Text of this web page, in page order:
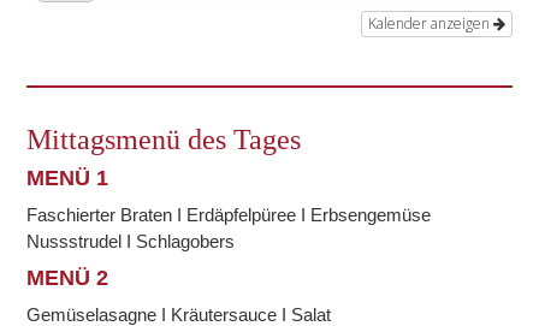
Kalender anzeigen
Mittagsmenü des Tages
MENÜ 1
Faschierter Braten I Erdäpfelpüree I Erbsengemüse
Nussstrudel I Schlagobers
MENÜ 2
Gemüselasagne I Kräutersauce I Salat